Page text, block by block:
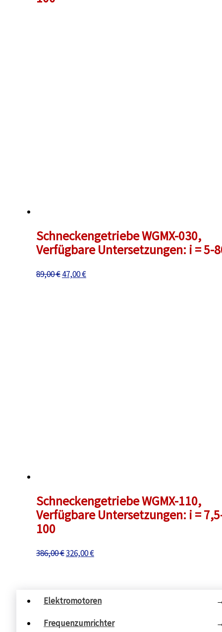
Elektromotoren
Frequenzumrichter
Schneckengetriebe WGMX-030,
Verfügbare Untersetzungen: i = 5-
89,00€Ursprünglicher
47,00€Aktueller
Schneckengetriebe WGMX-110,
Verfügbare Untersetzungen: i =
100
386,00€Ursprünglicher
326,00€Aktueller